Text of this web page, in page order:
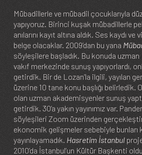
Mübadillerle ve mübadil çocuklarıyla
yapıyoruz. Birinci kuşak mübadillerle
anılarını kayıt altına aldık. Ses kaydı
belge olacaklar. 2009’dan bu yana
söyleşilere başladık. Bu konuda uzman
vakıf merkezinde sunuş yapıyorlardı,
getirdik. Bir de Lozan’la ilgili, yayılan
üzerine 10 tane konu başlığı belirledik.
olan uzman akademisyenler sunuş
getirdik. 30’a yakın yayınımız var.
söyleşileri Zoom üzerinden
ekonomik gelişmeler sebebiyle bunları
yayınlayamadık. Hasretim İstanbul
2010’da İstanbul’un Kültür Başkenti